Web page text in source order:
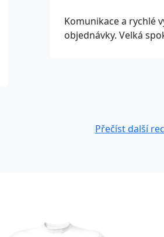
Komunikace a rychlé
objednávky. Velká
Přečíst další